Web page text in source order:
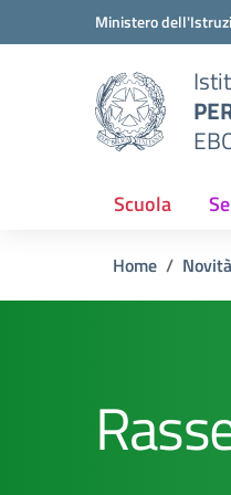
Vai ai contenuti
Vai al menu di navigazione
Ministero
Scuola
Home Novità